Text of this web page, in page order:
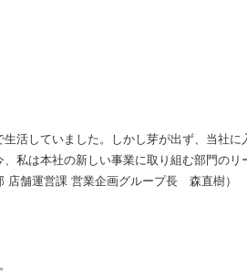
活していました。しかし芽が出ず、当社
私は本社の新しい事業に取り組む部門のリ
店舗運営課 営業企画グループ長 森直樹）